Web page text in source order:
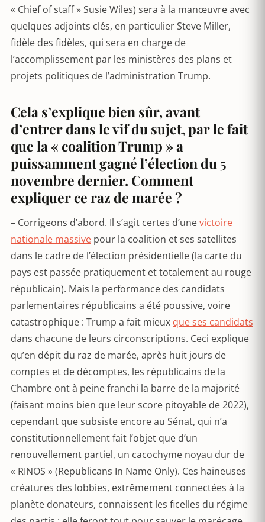
« Chief of staff » Susie Wiles) sera à la manœuvre avec
quelques adjoints clés, en particulier Steve Miller,
fidèle des fidèles, qui sera en charge de
l’accomplissement par les ministères des plans et
projets politiques de l’administration Trump.
Cela s’explique bien sûr, avant
d’entrer dans le vif du sujet, par le fait
que la « coalition Trump » a
puissamment gagné l’élection du 5
novembre dernier. Comment
expliquer ce raz de marée ?
– Corrigeons d’abord. Il s’agit certes d’unevictoire
nationale massive pour la coalition et ses satellites
dans le cadre de l’élection présidentielle (la carte du
pays est passée pratiquement et totalement au rouge
républicain). Mais la performance des candidats
parlementaires républicains a été poussive, voire
catastrophique : Trump a fait mieux que ses candidats
dans chacune de leurs circonscriptions. Ceci explique
qu’en dépit du raz de marée, après huit jours de
comptes et de décomptes, les républicains de la
Chambre ont à peine franchi la barre de la majorité
(faisant moins bien que leur score pitoyable de 2022),
cependant que subsiste encore au Sénat, qui n’a
constitutionnellement fait l’objet que d’un
renouvellement partiel, un cacochyme noyau dur de
« RINOS » (Republicans In Name Only). Ces haineuses
créatures des lobbies, extrêmement connectées à la
planète donateurs, connaissent les ficelles du régime